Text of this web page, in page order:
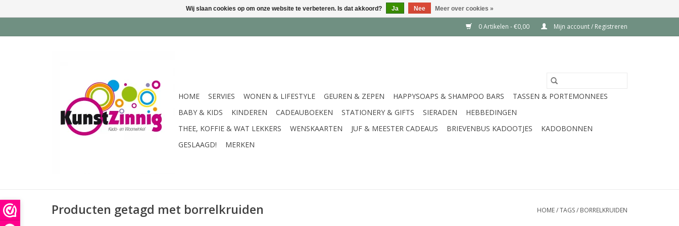
0 Artikelen - €0,00 Mijn account / Registreren
HOME SERVIES WONEN & LIFESTYLE GEUREN & ZEPEN HAPPYSOAPS & SHAMPOO BARS
TASSEN & PORTEMONNEES
BABY & KIDS
KINDEREN CADEAUBOEKEN STATIONERY & GIFTS SIERADEN
HEBBEDINGEN
THEE, KOFFIE & WAT LEKKERS
WENSKAARTEN JUF & MEESTER CADEAUS BRIEVENBUS KADOOTJES
KADOBONNEN
GESLAAGD!
MERKEN
Producten getagd met borrelkruiden HOME/TAGS/ BORRELKRUIDEN
Wij slaan cookies op om onze website te verbeteren. Is dat akkoord? Ja Nee Meer over cookies »